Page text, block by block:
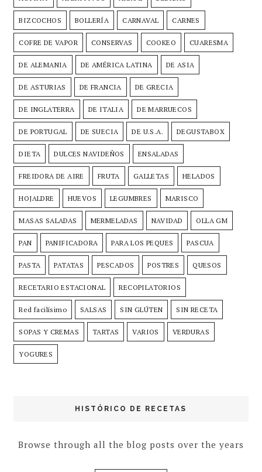
BIZCOCHOS BOLLERÍA CARNAVAL CARNES
COFRE DE VAPOR CONSERVAS COOKEO CUARESMA
DE ALEMANIA DE AMÉRICA LATINA DE ASIA
DE ASTURIAS DE FRANCIA DE GRECIA
DE INGLATERRA DE ITALIA DE MARRUECOS
DE PORTUGAL DE SUECIA DE U.S.A. DEGUSTABOX
DIETA DULCES NAVIDEÑOS ENSALADAS
FREIDORA DE AIRE FRUTA GALLETAS HELADOS
HOJALDRE HUEVOS LEGUMBRES MARISCO
MASAS SALADAS MERMELADAS NAVIDAD OLLA GM
PAN PANIFICADORA PARA LOS PEQUES PASCUA
PASTA PATATAS PESCADOS POSTRES QUESOS
RECETARIO ESTACIONAL RECOPILATORIOS
Red facilísimo SALSAS SIN GLÚTEN SIN RECETA
SOPAS Y CREMAS TARTAS VARIOS VERDURAS
YOGURES
HISTÓRICO DE RECETAS
Browse through all the blog posts over the years